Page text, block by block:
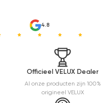
4.8
Officieel VELUX Dealer
Al onze producten zijn 100%
origineel VELUX